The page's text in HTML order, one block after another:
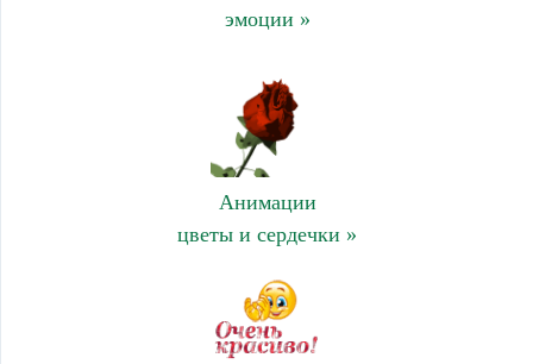
эмоции »
Анимации
цветы и сердечки »